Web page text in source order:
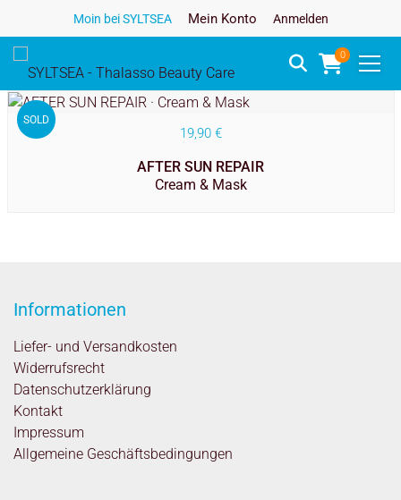
Moin bei SYLTSEA Mein Konto Anmelden
0
SOLD
19,90 €
AFTER SUN REPAIR
Cream & Mask
Informationen
Liefer- und Versandkosten
Widerrufsrecht
Datenschutzerklärung
Kontakt
Impressum
Allgemeine Geschäftsbedingungen